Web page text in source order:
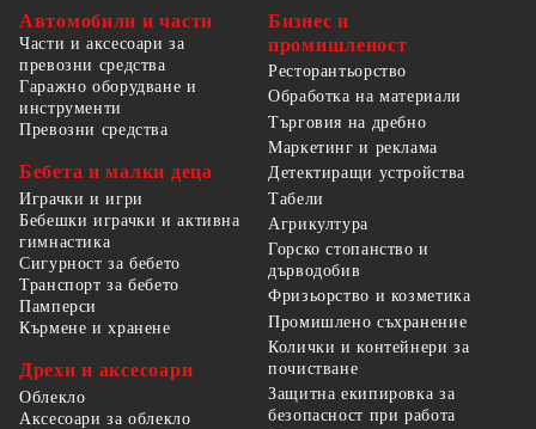
Автомобили и части
Части и аксесоари за
превозни средства
Гаражно оборудване и
инструменти
Превозни средства
Бебета и малки деца
Играчки и игри
Бебешки играчки и активна
гимнастика
Сигурност за бебето
Транспорт за бебето
Памперси
Кърмене и хранене
Дрехи и аксесоари
Облекло
Аксесоари за облекло
Бизнес и
промишленост
Ресторантьорство
Обработка на материали
Търговия на дребно
Маркетинг и реклама
Детектиращи устройства
Табели
Агрикултура
Горско стопанство и
дърводобив
Фризьорство и козметика
Промишлено съхранение
Колички и контейнери за
почистване
Защитна екипировка за
безопасност при работа